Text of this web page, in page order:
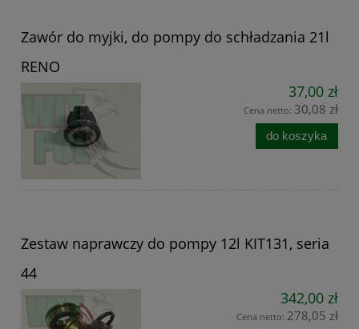
Zawór do myjki, do pompy do schładzania 21l
RENO
37,00 zł
Cena netto: 30,08 zł
do koszyka
Zestaw naprawczy do pompy 12l KIT131, seria
44
342,00 zł
Cena netto: 278,05 zł